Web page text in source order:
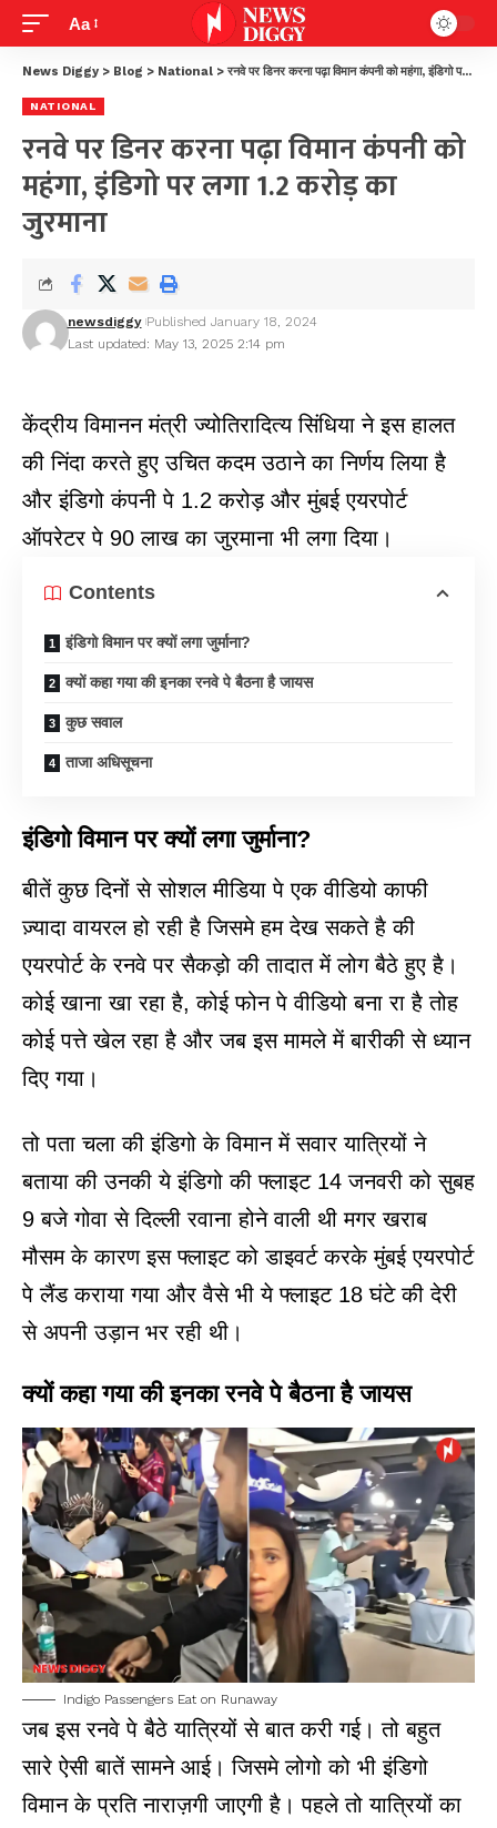
Aa
News Diggy > Blog > National > रनवे पर डिनर करना पढ़ा विमान कंपनी को महंगा, इंडिगो पर लगा 1.2 करोड़ का जुरमाना
NATIONAL
रनवे पर डिनर करना पढ़ा विमान कंपनी को
महंगा, इंडिगो पर लगा 1.2 करोड़ का
जुरमाना
Last updated: May 13, 2025 2:14 pm
newsdiggy Published January 18, 2024
केंद्रीय विमानन मंत्री ज्योतिरादित्य सिंधिया ने इस हालत
की निंदा करते हुए उचित कदम उठाने का निर्णय लिया है
और इंडिगो कंपनी पे 1.2 करोड़ और मुंबई एयरपोर्ट
ऑपरेटर पे 90 लाख का जुरमाना भी लगा दिया।
Contents
इंडिगो विमान पर क्यों लगा जुर्माना?
क्यों कहा गया की इनका रनवे पे बैठना है जायस
कुछ सवाल
ताजा अधिसूचना
इंडिगो विमान पर क्यों लगा जुर्माना?
बीतें कुछ दिनों से सोशल मीडिया पे एक वीडियो काफी
ज़्यादा वायरल हो रही है जिसमे हम देख सकते है की
एयरपोर्ट के रनवे पर सैकड़ो की तादात में लोग बैठे हुए है।
कोई खाना खा रहा है, कोई फोन पे वीडियो बना रा है तोह
कोई पत्ते खेल रहा है और जब इस मामले में बारीकी से ध्यान
दिए गया।
तो पता चला की इंडिगो के विमान में सवार यात्रियों ने
बताया की उनकी ये इंडिगो की फ्लाइट 14 जनवरी को सुबह
9 बजे गोवा से दिल्ली रवाना होने वाली थी मगर खराब
मौसम के कारण इस फ्लाइट को डाइवर्ट करके मुंबई एयरपोर्ट
पे लैंड कराया गया और वैसे भी ये फ्लाइट 18 घंटे की देरी
से अपनी उड़ान भर रही थी।
क्यों कहा गया की इनका रनवे पे बैठना है जायस
Indigo Passengers Eat on Runaway
जब इस रनवे पे बैठे यात्रियों से बात करी गई।तो बहुत
सारे ऐसी बातें सामने आई। जिसमे लोगो को भी इंडिगो
विमान के प्रति नाराज़गी जाएगी है।पहले तो यात्रियों का